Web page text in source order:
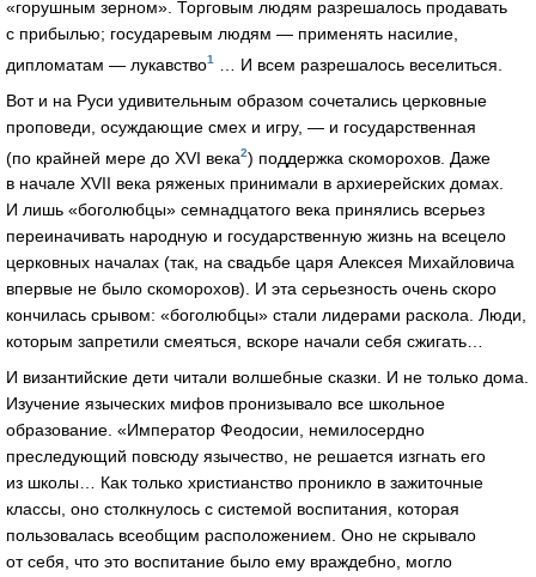
«горушным зерном». Торговым людям разрешалось продавать
с прибылью; государевым людям — применять насилие,
дипломатам — лукавство1
… И всем разрешалось веселиться.
Вот и на Руси удивительным образом сочетались церковные
проповеди, осуждающие смех и игру, — и государственная
(по крайней мере до XVI века2) поддержка скоморохов. Даже
в начале XVII века ряженых принимали в архиерейских домах.
И лишь «боголюбцы» семнадцатого века принялись всерьез
переиначивать народную и государственную жизнь на всецело
церковных началах (так, на свадьбе царя Алексея Михайловича
впервые не было скоморохов). И эта серьезность очень скоро
кончилась срывом: «боголюбцы» стали лидерами раскола. Люди,
которым запретили смеяться, вскоре начали себя сжигать…
И византийские дети читали волшебные сказки. И не только дома.
Изучение языческих мифов пронизывало все школьное
образование. «Император Феодосии, немилосердно
преследующий повсюду язычество, не решается изгнать его
из школы… Как только христианство проникло в зажиточные
классы, оно столкнулось с системой воспитания, которая
пользовалась всеобщим расположением. Оно не скрывало
от себя, что это воспитание было ему враждебно, могло